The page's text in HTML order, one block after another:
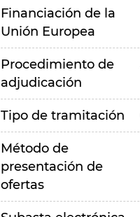
Financiación de la
Unión Europea
Procedimiento de
adjudicación
Tipo de tramitación
Método de
presentación de
ofertas